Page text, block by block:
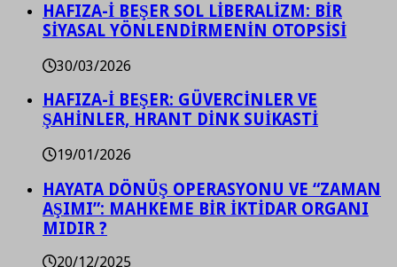
HAFIZA-İ BEŞER SOL LİBERALİZM: BİR
SİYASAL YÖNLENDİRMENİN OTOPSİSİ
30/03/2026
HAFIZA-İ BEŞER: GÜVERCİNLER VE
ŞAHİNLER, HRANT DİNK SUİKASTİ
19/01/2026
HAYATA DÖNÜŞ OPERASYONU VE “ZAMAN
AŞIMI”: MAHKEME BİR İKTİDAR ORGANI
MIDIR ?
20/12/2025